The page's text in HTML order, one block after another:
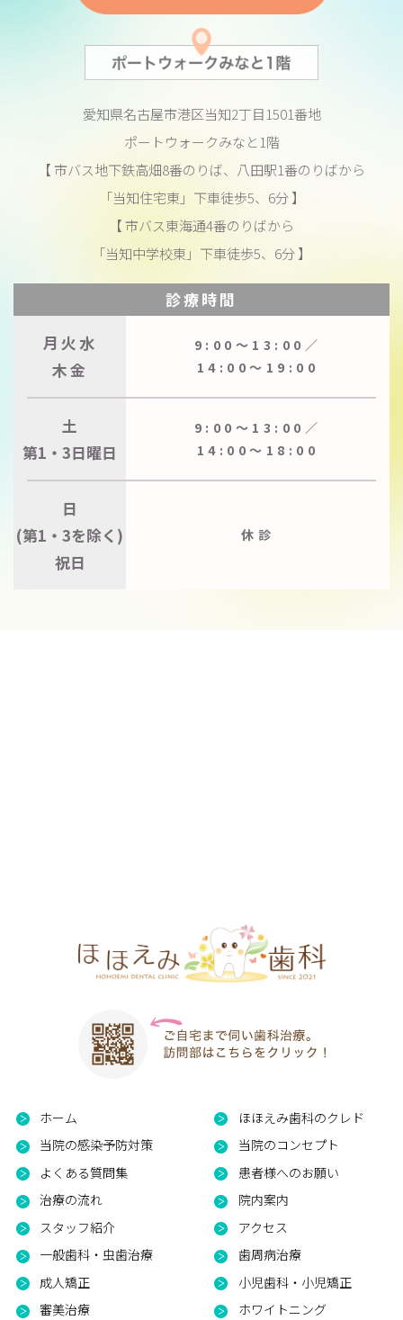
愛知県名古屋市港区当知2丁目1501番地
ポートウォークみなと1階
【 市バス地下鉄高畑8番のりば、八田駅1番のりばから
「当知住宅東」下車徒歩5、6分 】
【 市バス東海通4番のりばから
「当知中学校東」下車徒歩5、6分 】
診療時間
月火水
木金
9:00〜13:00／
14:00〜19:00
土
第1・3日曜日
9:00〜13:00／
14:00〜18:00
日
(第1・3を除く)
祝日
休診
ホーム
ほほえみ歯科のクレド
当院の感染予防対策
当院のコンセプト
よくある質問集
患者様へのお願い
治療の流れ
院内案内
スタッフ紹介
アクセス
一般歯科・虫歯治療
歯周病治療
成人矯正
小児歯科・小児矯正
審美治療
ホワイトニング